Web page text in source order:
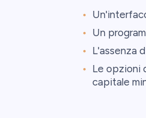
Un
L'assenza
Le opzioni
capitale